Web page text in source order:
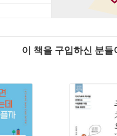
이 책을 구입하신 분